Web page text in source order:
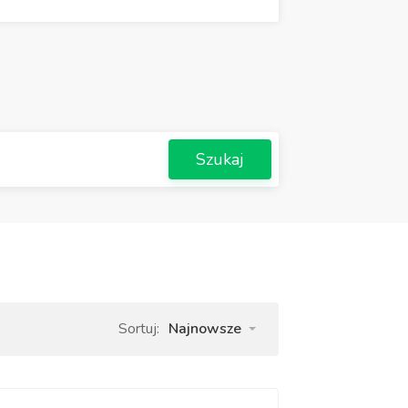
Szukaj
Sortuj: Najnowsze